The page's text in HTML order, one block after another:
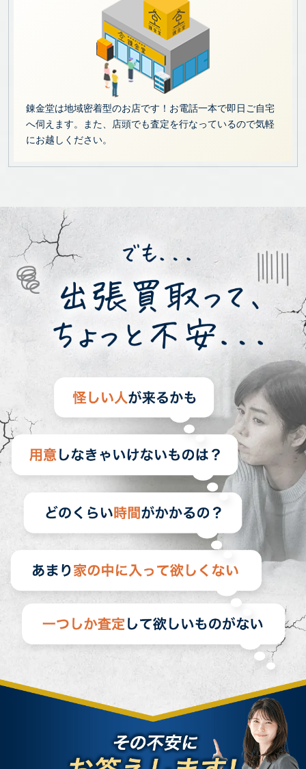
錬金堂は地域密着型のお店です！お電話一本で即日ご自宅
へ伺えます。また、店頭でも査定を行なっているので気軽
にお越しください。